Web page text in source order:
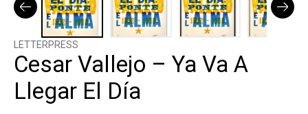
LETTERPRESS
Cesar Vallejo – Ya Va A
Llegar El Día